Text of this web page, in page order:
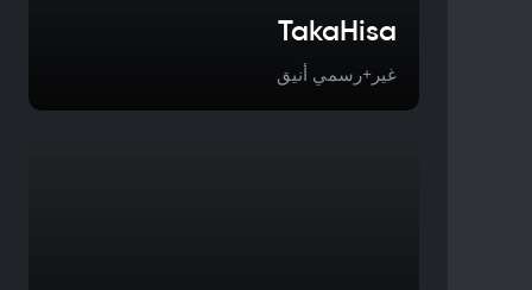
TakaHisa
غير+رسمي أنيق